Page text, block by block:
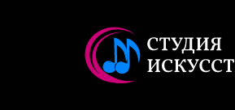
vkontakteYoutube Одноклассники